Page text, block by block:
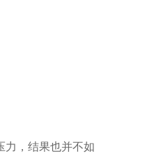
力，结果也并不如